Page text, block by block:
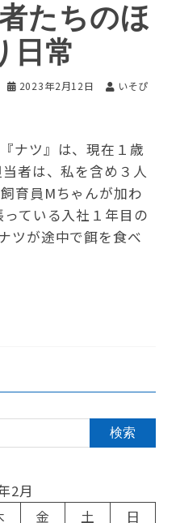
たちのほ
日常
2023年2月12日
いそぴ
ナツ』は、現在１歳
者は、私を含め３人
育員Mちゃんが加わ
ている入社１年目の
ツが途中で餌を食べ
2月
金 土
日